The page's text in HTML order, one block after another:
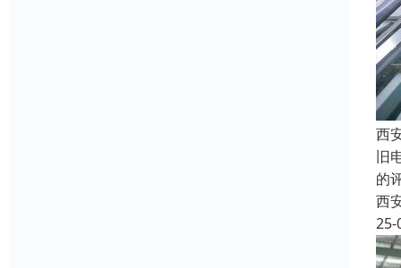
西
旧
的
西
25-